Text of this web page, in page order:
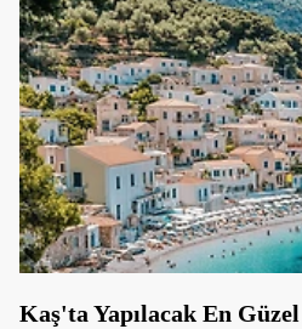
Kaş'ta Yapılacak En